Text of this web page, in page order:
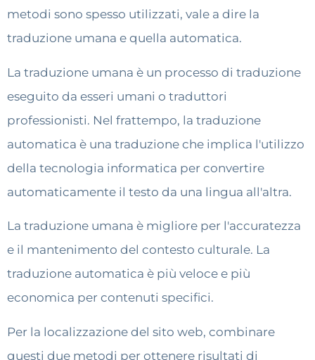
metodi sono spesso utilizzati, vale a dire la
traduzione umana e quella automatica.
La traduzione umana è un processo di traduzione
eseguito da esseri umani o traduttori
professionisti. Nel frattempo, la traduzione
automatica è una traduzione che implica l'utilizzo
della tecnologia informatica per convertire
automaticamente il testo da una lingua all'altra.
La traduzione umana è migliore per l'accuratezza
e il mantenimento del contesto culturale. La
traduzione automatica è più veloce e più
economica per contenuti specifici.
Per la localizzazione del sito web, combinare
questi due metodi per ottenere risultati di